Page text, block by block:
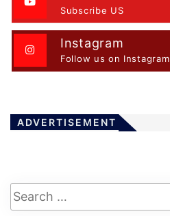
Subscribe US
Instagram
Follow us on Instagram
ADVERTISEMENT